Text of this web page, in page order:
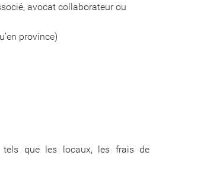
avocat collaborateur ou
province)
tels que les locaux, les frais de